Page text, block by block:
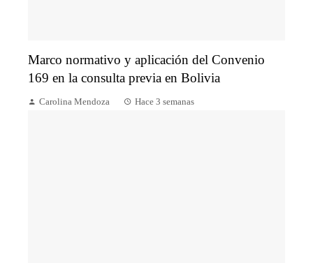
Marco normativo y aplicación del Convenio
169 en la consulta previa en Bolivia
Carolina Mendoza Hace 3 semanas